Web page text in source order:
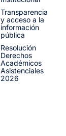
Transparencia
y acceso a la
información
pública
Resolución
Derechos
Académicos
Asistenciales
2026